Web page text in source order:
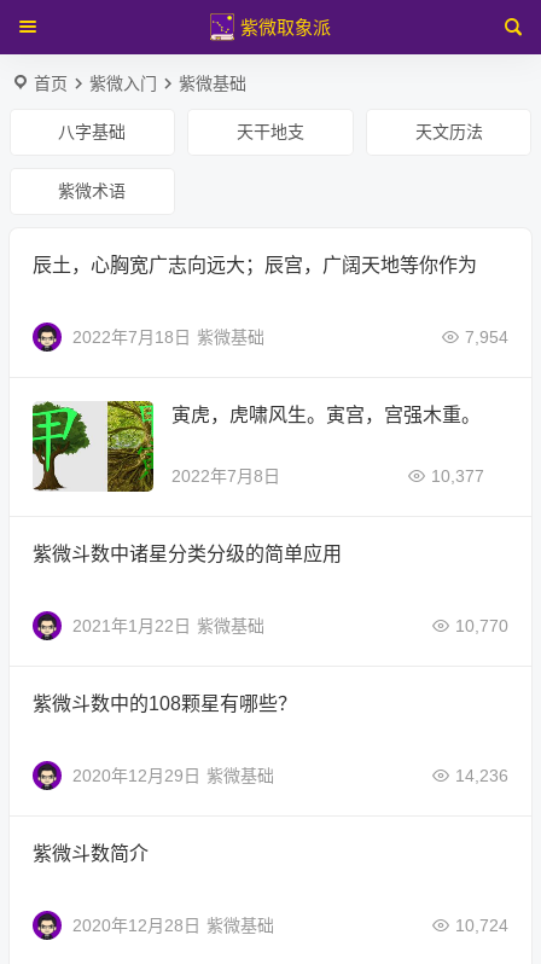
紫微取象派
首页 紫微入门 紫微基础
八字基础 天干地支 天文历法
紫微术语
辰土，心胸宽广志向远大；辰宫，广阔天地等你作为
2022年7月18日 紫微基础 7,954
寅虎，虎啸风生。寅宫，宫强木重。
2022年7月8日 10,377
紫微斗数中诸星分类分级的简单应用
2021年1月22日 紫微基础 10,770
紫微斗数中的108颗星有哪些？
2020年12月29日 紫微基础 14,236
紫微斗数简介
2020年12月28日 紫微基础 10,724